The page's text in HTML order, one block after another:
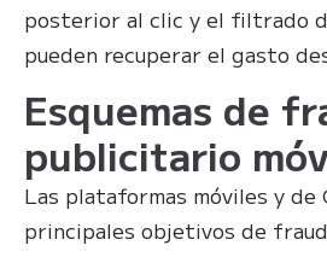
posterior al clic y el filtrado
pueden recuperar el gasto
Esquemas de
publicitario
Las plataformas móviles y de
principales objetivos de